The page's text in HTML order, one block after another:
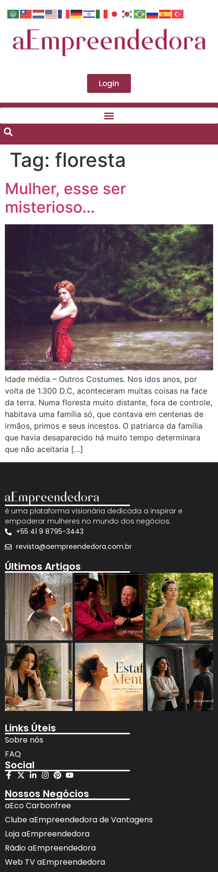
Login
Tag: floresta
Mulher, esse ser
misterioso…
Idade média – Outros Costumes. Nos idos anos, por
volta de 1.300 D.C, aconteceram muitas coisas na face
da terra. Numa floresta muito distante, fora de controle,
habitava uma família só, que contava em centenas de
irmãos, primos e seus incestos. O patriarca da família
que havia desaparecido há muito tempo determinara
que não aceitaria […]
é uma plataforma visionária dedicada a inspirar e
empoderar mulheres no mundo dos negócios.
+55 41 9 8795-3443
revista@aempreendedora.com.br
Últimos Artigos
Links Úteis
Sobre nós
FAQ
Social
Nossos Negócios
aEco Carbonfree
Clube aEmpreendedora de Vantagens
Loja aEmpreendedora
Rádio aEmpreendedora
Web TV aEmpreendedora